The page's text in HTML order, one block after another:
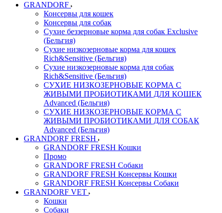
GRANDORF
Консервы для кошек
Консервы для собак
Сухие беззерновые корма для собак Exclusive
(Бельгия)
Сухие низкозерновые корма для кошек
Rich&Sensitive (Бельгия)
Сухие низкозерновые корма для собак
Rich&Sensitive (Бельгия)
СУХИЕ НИЗКОЗЕРНОВЫЕ КОРМА С
ЖИВЫМИ ПРОБИОТИКАМИ ДЛЯ КОШЕК
Advanced (Бельгия)
СУХИЕ НИЗКОЗЕРНОВЫЕ КОРМА С
ЖИВЫМИ ПРОБИОТИКАМИ ДЛЯ СОБАК
Advanced (Бельгия)
GRANDORF FRESH
GRANDORF FRESH Кошки
Промо
GRANDORF FRESH Собаки
GRANDORF FRESH Консервы Кошки
GRANDORF FRESH Консервы Собаки
GRANDORF VET
Кошки
Собаки